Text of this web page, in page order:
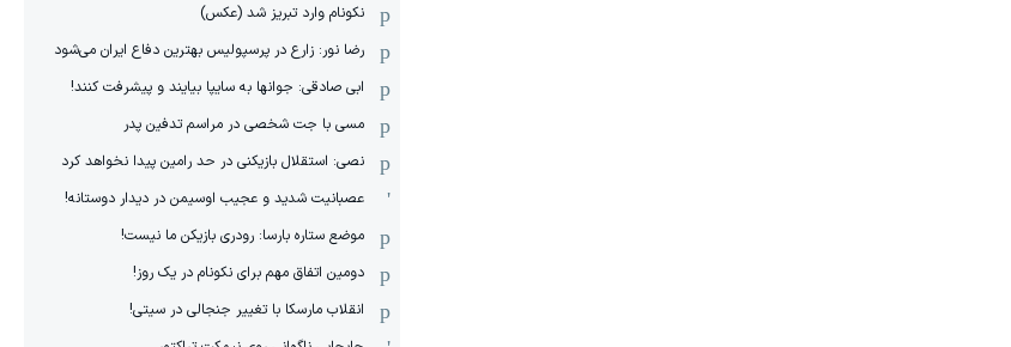
نکونام وارد تبریز شد (عکس)
رضا نور: زارع در پرسپولیس بهترین دفاع ایران می‌شود
ابی صادقی: جوانها به سایپا بیایند و پیشرفت کنند!
مسی با جت شخصی در مراسم تدفین پدر
نصی: استقلال بازیکنی در حد رامین پیدا نخواهد کرد
عصبانیت شدید و عجیب اوسیمن در دیدار دوستانه!
موضع ستاره بارسا: رودری بازیکن ما نیست!
دومین اتفاق مهم برای نکونام در یک روز!
انقلاب مارسکا با تغییر جنجالی در سیتی!